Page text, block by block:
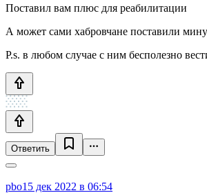
Поставил вам плюс для реабилитации
А может сами хабровчане поставили
P.s. в любом случае с ним бесполезно
Ответить
pbo15 дек 2022 в 06:54